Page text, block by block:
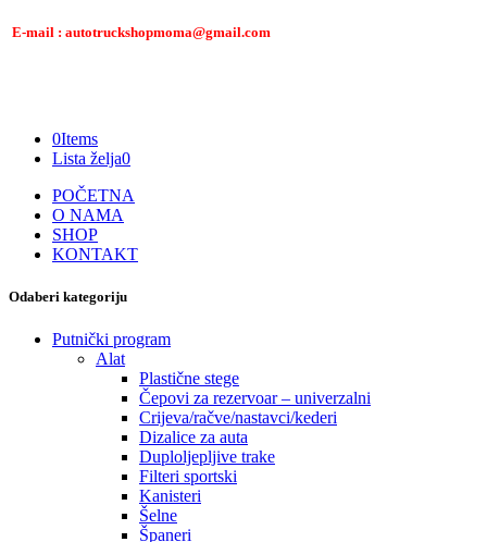
E-mail : autotruckshopmoma@gmail.com
0Items
Lista želja0
POČETNA
O NAMA
SHOP
KONTAKT
Odaberi kategoriju
Putnički program
Alat
Plastične stege
Čepovi za rezervoar – univerzalni
Crijeva/račve/nastavci/kederi
Dizalice za auta
Duploljepljive trake
Filteri sportski
Kanisteri
Šelne
Španeri